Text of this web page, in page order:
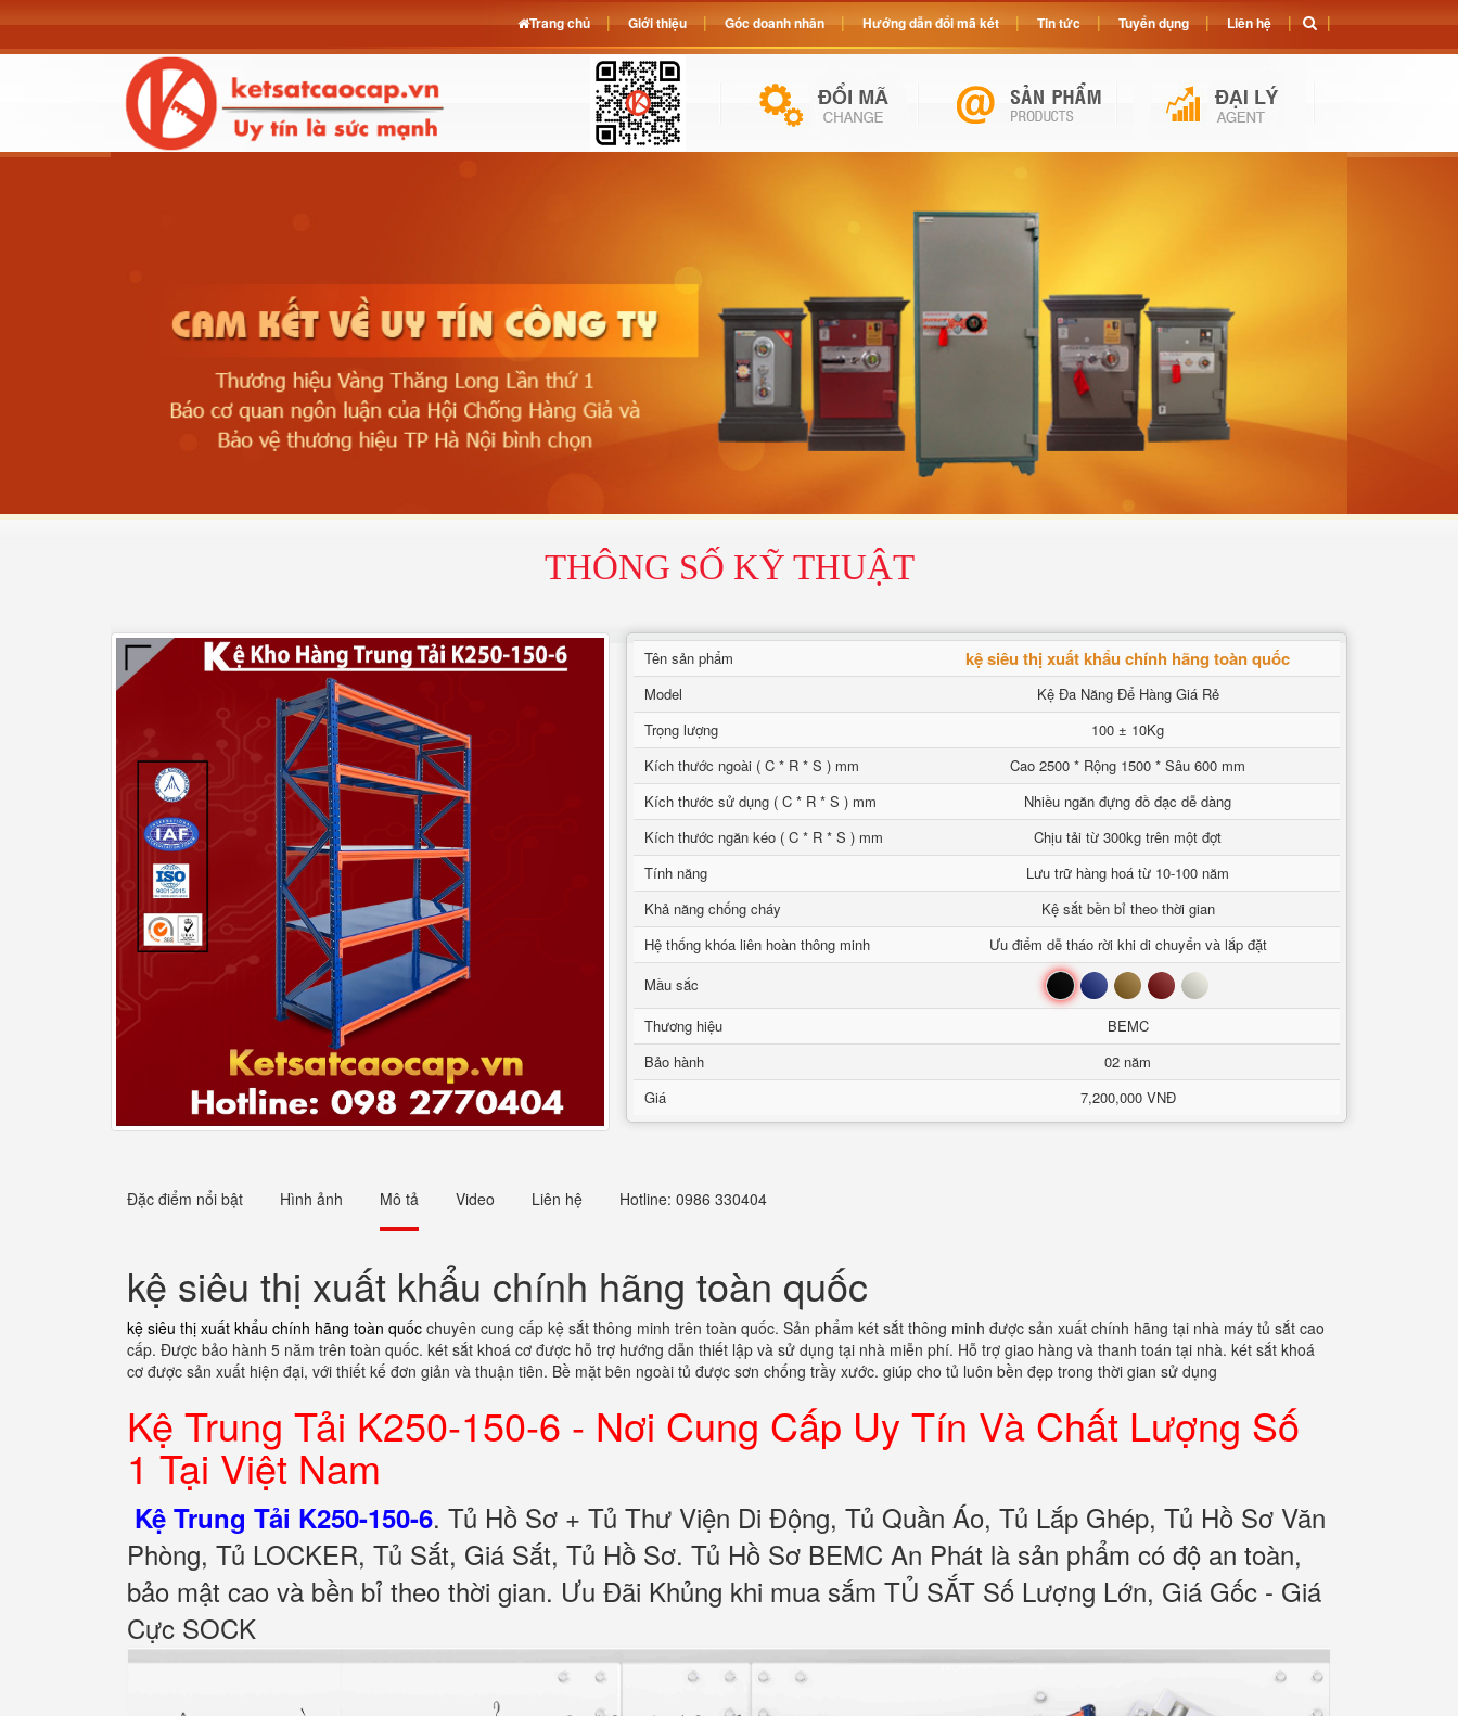
THÔNG SỐ KỸ THUẬT
Tên sản phẩm kệ siêu thị xuất khẩu chính hãng toàn quốc
Model
Kệ Đa Năng Để Hàng Giá Rẻ
Trọng lượng
100 ± 10Kg
Kích thước ngoài ( C * R * S ) mm
Cao 2500 * Rộng 1500 * Sâu 600 mm
Kích thước sử dụng ( C * R * S ) mm
Nhiều ngăn đựng đồ đạc dễ dàng
Kích thước ngăn kéo ( C * R * S ) mm
Chịu tải từ 300kg trên một đợt
Tính năng
Lưu trữ hàng hoá từ 10-100 năm
Khả năng chống cháy
Kệ sắt bền bỉ theo thời gian
Hệ thống khóa liên hoàn thông minh
Ưu điểm dễ tháo rời khi di chuyển và lắp đặt
Mầu sắc
Đen Xanh Nâu Đỏ Trắng
Thương hiệu
BEMC
Bảo hành
02 năm
Giá
7,200,000 VNĐ
Đặc điểm nổi bật Hình ảnh Mô tả Video Liên hệ Hotline: 0986 330404
kệ siêu thị xuất khẩu chính hãng toàn quốc
kệ siêu thị xuất khẩu chính hãng toàn quốc chuyên cung cấp kệ sắt thông minh trên toàn quốc. Sản phẩm két sắt thông minh được sản xuất chính hãng tại nhà máy tủ sắt cao
cấp. Được bảo hành 5 năm trên toàn quốc. két sắt khoá cơ được hỗ trợ hướng dẫn thiết lập và sử dụng tại nhà miễn phí. Hỗ trợ giao hàng và thanh toán tại nhà. két sắt khoá
cơ được sản xuất hiện đại, với thiết kế đơn giản và thuận tiên. Bề mặt bên ngoài tủ được sơn chống trầy xước. giúp cho tủ luôn bền đẹp trong thời gian sử dụng
Kệ Trung Tải K250-150-6 - Nơi Cung Cấp Uy Tín Và Chất Lượng Số
1 Tại Việt Nam
Kệ Trung Tải K250-150-6. Tủ Hồ Sơ + Tủ Thư Viện Di Động, Tủ Quần Áo, Tủ Lắp Ghép, Tủ Hồ Sơ Văn
Phòng, Tủ LOCKER, Tủ Sắt, Giá Sắt, Tủ Hồ Sơ. Tủ Hồ Sơ BEMC An Phát là sản phẩm có độ an toàn,
bảo mật cao và bền bỉ theo thời gian. Ưu Đãi Khủng khi mua sắm TỦ SẮT Số Lượng Lớn, Giá Gốc - Giá
Cực SOCK
Trang chủ Giới thiệu Góc doanh nhân Hướng dẫn đổi mã két Tin tức Tuyển dụng Liên hệ